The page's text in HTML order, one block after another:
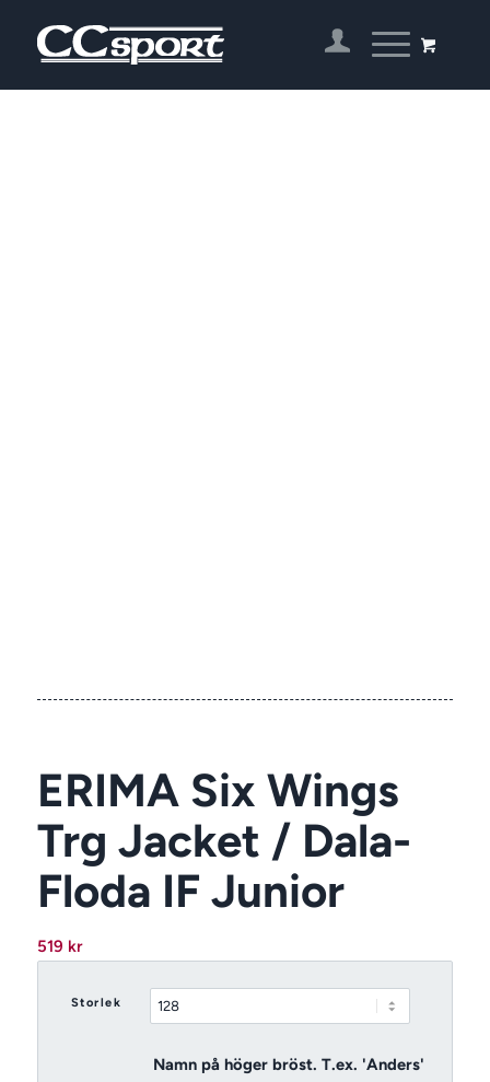
ERIMA Six Wings
Trg Jacket / Dala-
Floda IF Junior
519 kr
Storlek
Namn på höger bröst. T.ex. 'Anders'